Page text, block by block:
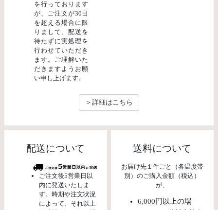
を行っております
が、ご注文が30日
を超える場合に限
りまして、配送を
待たずに実処理を
行わせていただき
ます。ご理解いた
だきますようお願
い申し上げます。
＞詳細はこちら
配送について
ご注文後5営業日以
内に発送いたしま
す。時期や注文状況
によって、それ以上
送料について
お届け先１件ごと（各温度帯
別）のご購入金額（税込）
が、
6,000円以上の場